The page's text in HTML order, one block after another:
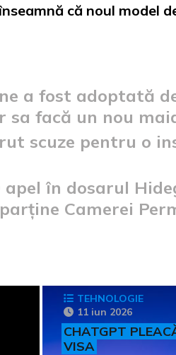
că noul model
a fost adoptată
facă un nou
scuze pentru o
apel în dosarul
Camerei
TEHNOLOGIE
11 iun 2026
CHATGPT
VISA